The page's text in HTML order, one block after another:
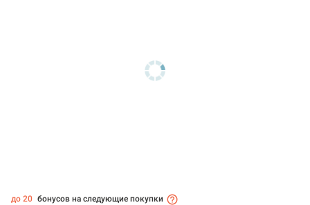
до 20 бонусов на следующие покупки